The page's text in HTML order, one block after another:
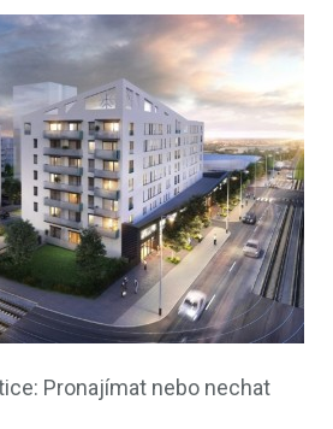
Pronajímat nebo nechat